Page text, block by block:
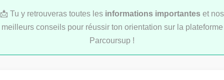
📩 Tu y retrouveras toutes les informations importantes et nos
meilleurs conseils pour réussir ton orientation sur la plateforme
Parcoursup !